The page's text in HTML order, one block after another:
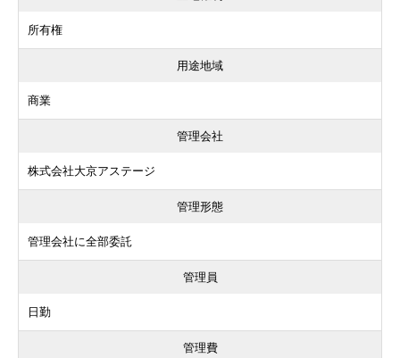
所有権
用途地域
商業
管理会社
株式会社大京アステージ
管理形態
管理会社に全部委託
管理員
日勤
管理費